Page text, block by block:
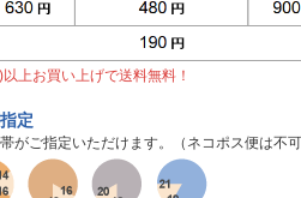
上お買い上げで送料無料！
定
がご指定いただけます。（ネコポス便は不可